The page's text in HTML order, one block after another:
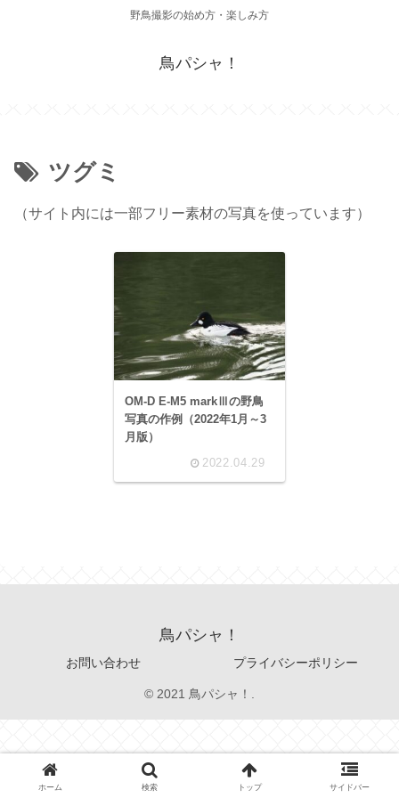
野鳥撮影の始め方・楽しみ方
鳥パシャ！
ツグミ
（サイト内には一部フリー素材の写真を使っています）
OM-D E-M5 markⅢの野鳥
写真の作例（2022年1月～3
月版）
2022.04.29
鳥パシャ！
お問い合わせ プライバシーポリシー
© 2021 鳥パシャ！.
ホーム 検索 トップ サイドバー